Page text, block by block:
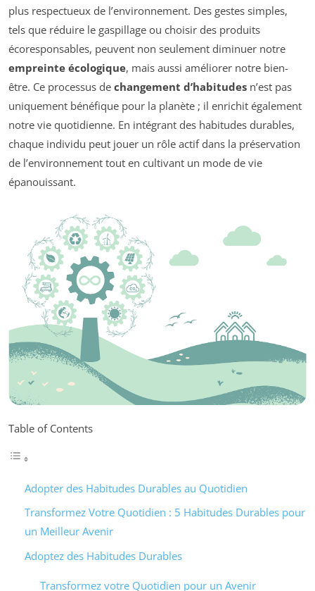
plus respectueux de l’environnement. Des gestes simples,
tels que réduire le gaspillage ou choisir des produits
écoresponsables, peuvent non seulement diminuer notre
empreinte écologique, mais aussi améliorer notre bien-
être. Ce processus de changement d’habitudes n’est pas
uniquement bénéfique pour la planète ; il enrichit également
notre vie quotidienne. En intégrant des habitudes durables,
chaque individu peut jouer un rôle actif dans la préservation
de l’environnement tout en cultivant un mode de vie
épanouissant.
Table of Contents
Adopter des Habitudes Durables au Quotidien
Transformez Votre Quotidien : 5 Habitudes Durables pour
un Meilleur Avenir
Adoptez des Habitudes Durables
Transformez votre Quotidien pour un Avenir